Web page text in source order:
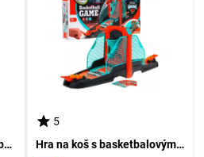
Odpalovací sada pro baseball - Základní hračka pre malé nadšence baseballu
5
Hra na koš s basketbalovým obloukem